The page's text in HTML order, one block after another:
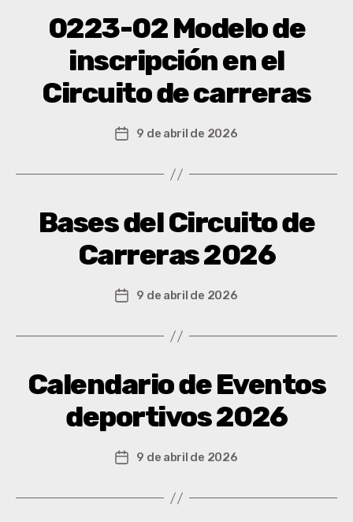
0223-02 Modelo de
inscripción en el
Circuito de carreras
9 de abril de 2026
Bases del Circuito de
Carreras 2026
9 de abril de 2026
Calendario de Eventos
deportivos 2026
9 de abril de 2026